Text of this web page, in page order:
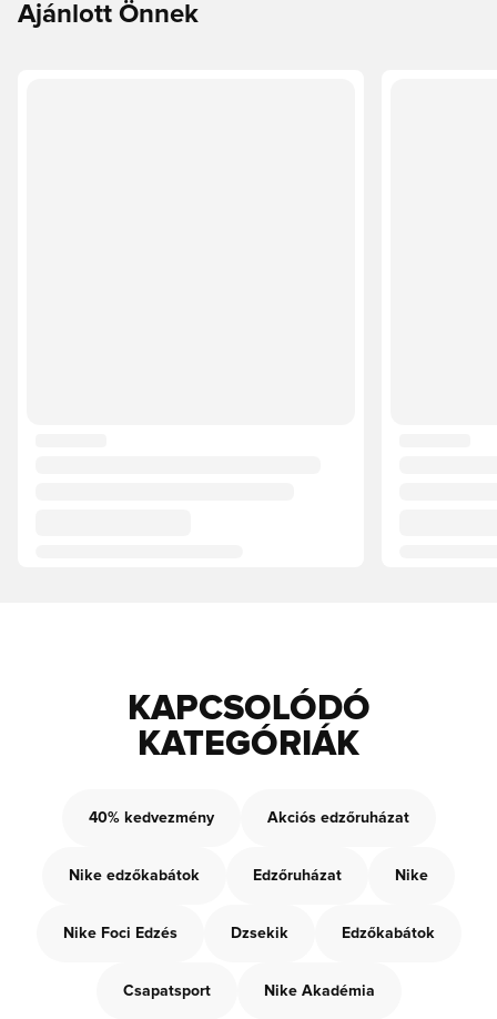
Ajánlott Önnek
KAPCSOLÓDÓ
KATEGÓRIÁK
40% kedvezmény Akciós edzőruházat
Nike edzőkabátok Edzőruházat Nike
Nike Foci Edzés Dzsekik Edzőkabátok
Csapatsport Nike Akadémia